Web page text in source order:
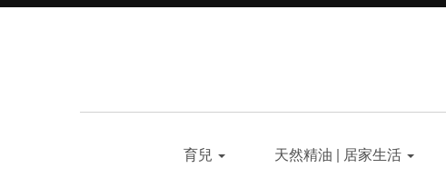
育兒 天然精油 | 居家生活